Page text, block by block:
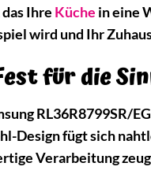
Ihre Küche in eine
wird und Ihr
für die
RL36R8799SR/
Design fügt sich
Verarbeitung